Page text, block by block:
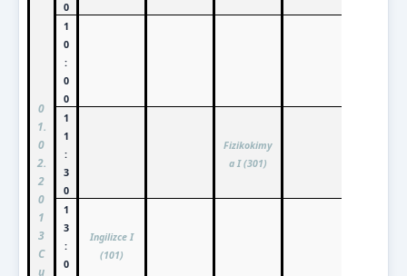
0
1.
0
2.
2
0
1
3
C
u
0
1
0
:
0
0
1
1
:
3
0
Fizikokimy
a I (301)
1
3
:
0
Ingilizce I
(101)